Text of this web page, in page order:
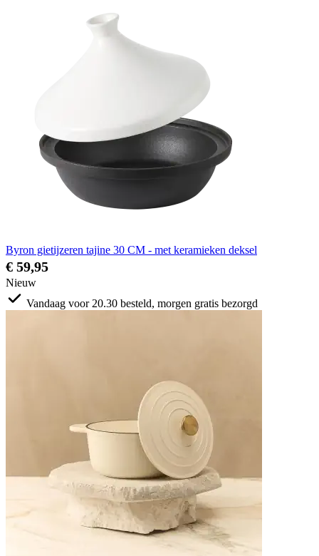
Byron gietijzeren tajine 30 CM - met keramieken deksel
€ 59,95
Nieuw
Vandaag voor 20.30 besteld, morgen gratis bezorgd